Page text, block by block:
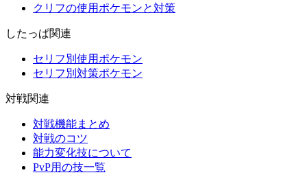
クリフの使用ポケモンと対策
したっぱ関連
セリフ別使用ポケモン
セリフ別対策ポケモン
対戦関連
対戦機能まとめ
対戦のコツ
能力変化技について
PvP用の技一覧